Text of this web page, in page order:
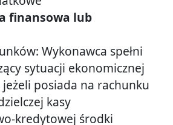
finansowa lub
Wykonawca spełni
sytuacji ekonomicznej
posiada na rachunku
kasy
kredytowej środki